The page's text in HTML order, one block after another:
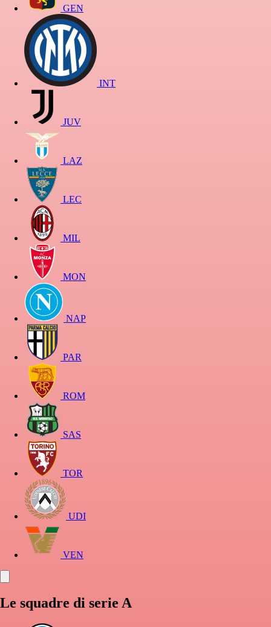
GEN
INT
JUV
LAZ
LEC
MIL
MON
NAP
PAR
ROM
SAS
TOR
UDI
VEN
Le squadre di serie A